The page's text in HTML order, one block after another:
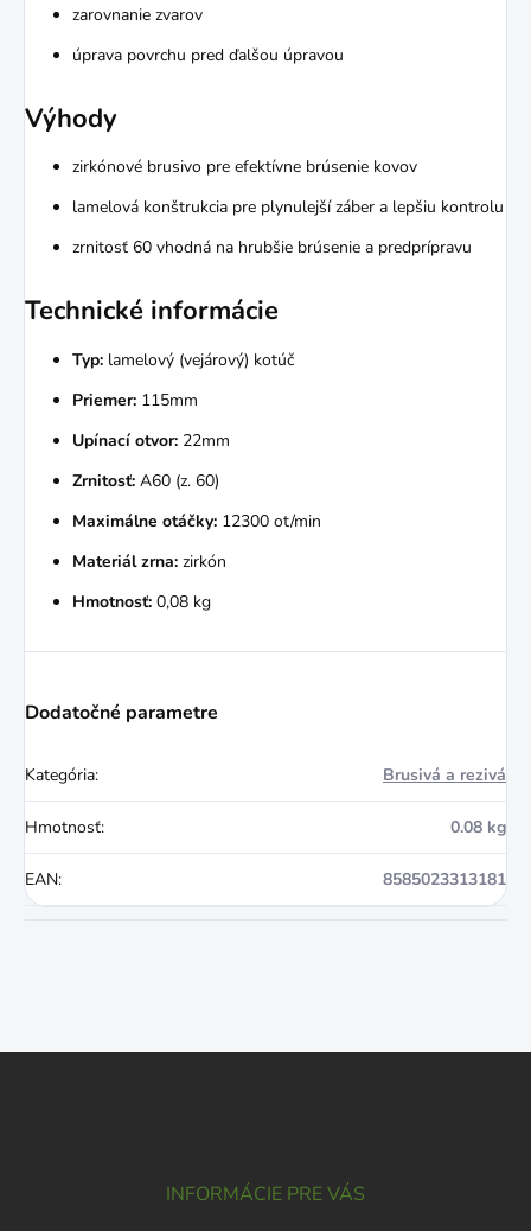
zarovnanie zvarov
úprava povrchu pred ďalšou úpravou
Výhody
zirkónové brusivo pre efektívne brúsenie kovov
lamelová konštrukcia pre plynulejší záber a lepšiu kontrolu
zrnitosť 60 vhodná na hrubšie brúsenie a predprípravu
Technické informácie
Typ: lamelový (vejárový) kotúč
Priemer: 115mm
Upínací otvor: 22mm
Zrnitosť: A60 (z. 60)
Maximálne otáčky: 12300 ot/min
Materiál zrna: zirkón
Hmotnosť: 0,08 kg
Dodatočné parametre
Kategória: Brusivá a rezivá
Hmotnosť: 0.08 kg
EAN: 8585023313181
Z
INFORMÁCIE PRE VÁS